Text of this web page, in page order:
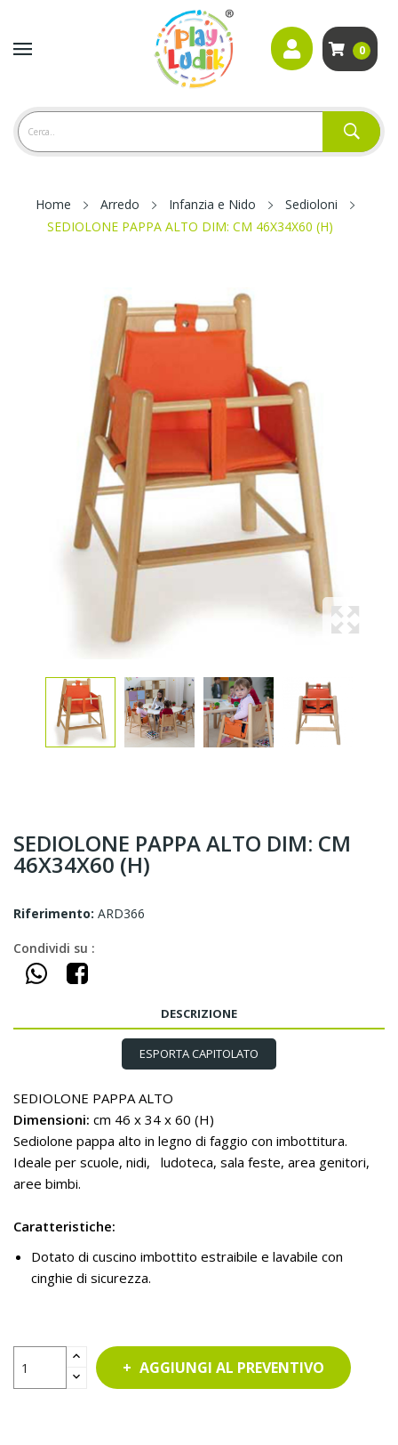
0
Home Arredo Infanzia e Nido
Sedioloni
SEDIOLONE PAPPA ALTO DIM: CM 46X34X60 (H)
SEDIOLONE PAPPA ALTO DIM: CM
46X34X60 (H)
Riferimento: ARD366
Condividi su :
DESCRIZIONE
ESPORTA CAPITOLATO
SEDIOLONE PAPPA ALTO
Dimensioni: cm 46 x 34 x 60 (H)
Sediolone pappa alto in legno di faggio con imbottitura.
Ideale per scuole, nidi, ludoteca, sala feste, area genitori,
aree bimbi.
Caratteristiche:
Dotato di cuscino imbottito estraibile e lavabile con
cinghie di sicurezza.
AGGIUNGI AL PREVENTIVO